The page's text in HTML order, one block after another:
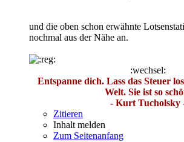
und die oben schon erwähnte
nochmal aus der Nähe an.
:wechsel:
Entspanne dich. Lass das Steuer
Welt. Sie ist so
- Kurt Tucholsky
Zitieren
Inhalt melden
Zum Seitenanfang